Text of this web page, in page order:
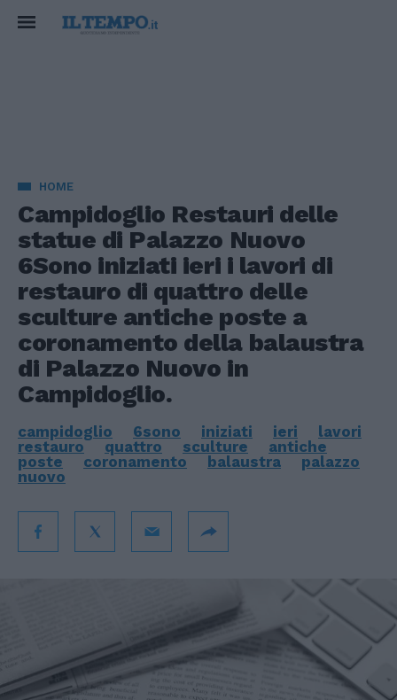
HOME
Campidoglio Restauri delle
statue di Palazzo Nuovo
6Sono iniziati ieri i lavori di
restauro di quattro delle
sculture antiche poste a
coronamento della balaustra
di Palazzo Nuovo in
Campidoglio.
campidoglio 6sono iniziati ieri
lavori
restauro
quattro sculture
antiche
poste
coronamento balaustra
palazzo
nuovo